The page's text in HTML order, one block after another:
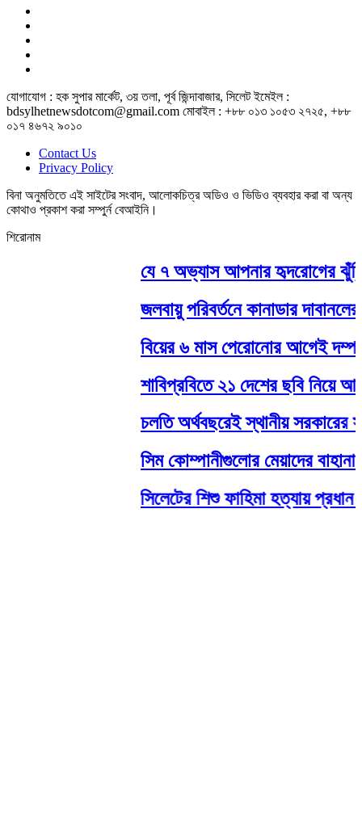
যোগাযোগ : হক সুপার মার্কেট, ৩য় তলা, পূর্ব জিন্দাবাজার, সিলেট ইমেইল :
bdsylhetnewsdotcom@gmail.com মোবাইল : +৮৮ ০১৩ ১০৫৩ ২৭২৫, +৮৮
০১৭ ৪৬৭২ ৯০১০
Contact Us
Privacy Policy
বিনা অনুমতিতে এই সাইটের সংবাদ, আলোকচিত্র অডিও ও ভিডিও ব্যবহার করা বা অন্য
কোথাও প্রকাশ করা সম্পুর্ন বেআইনি।
শিরোনাম
যে ৭ অভ্যাস আপনার হৃদরোগের ঝুঁকি
জলবায়ু পরিবর্তনে কানাডার
বিয়ের ৬ মাস পেরোনোর আগেই
শাবিপ্রবিতে ২১ দেশের ছবি নিয়ে
চলতি অর্থবছরেই স্থানীয় সরকারের
সিম কোম্পানীগুলোর মেয়াদের বাহানা
সিলেটের শিশু ফাহিমা হত্যায়